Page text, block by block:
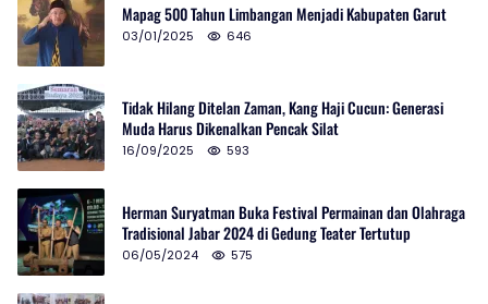
Mapag 500 Tahun Limbangan Menjadi Kabupaten Garut
03/01/2025 646
Tidak Hilang Ditelan Zaman, Kang Haji Cucun: Generasi
Muda Harus Dikenalkan Pencak Silat
16/09/2025 593
Herman Suryatman Buka Festival Permainan dan Olahraga
Tradisional Jabar 2024 di Gedung Teater Tertutup
06/05/2024 575